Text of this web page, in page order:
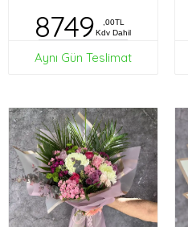
8749
,00TL
Kdv Dahil
Aynı Gün Teslimat